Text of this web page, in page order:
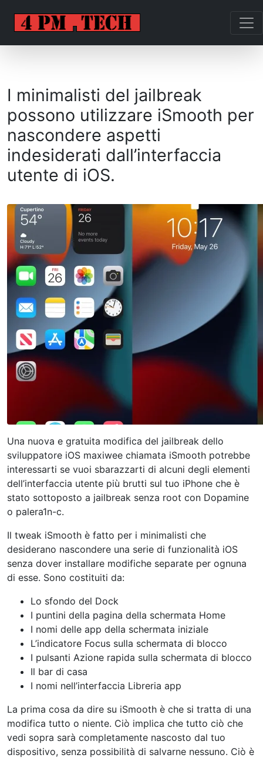
I minimalisti del jailbreak
possono utilizzare iSmooth per
nascondere aspetti
indesiderati dall’interfaccia
utente di iOS.
Una nuova e gratuita modifica del jailbreak dello
sviluppatore iOS maxiwee chiamata iSmooth potrebbe
interessarti se vuoi sbarazzarti di alcuni degli elementi
dell’interfaccia utente più brutti sul tuo iPhone che è
stato sottoposto a jailbreak senza root con Dopamine
o palera1n-c.
Il tweak iSmooth è fatto per i minimalisti che
desiderano nascondere una serie di funzionalità iOS
senza dover installare modifiche separate per ognuna
di esse. Sono costituiti da:
Lo sfondo del Dock
I puntini della pagina della schermata Home
I nomi delle app della schermata iniziale
L’indicatore Focus sulla schermata di blocco
I pulsanti Azione rapida sulla schermata di blocco
Il bar di casa
I nomi nell’interfaccia Libreria app
La prima cosa da dire su iSmooth è che si tratta di una
modifica tutto o niente. Ciò implica che tutto ciò che
vedi sopra sarà completamente nascosto dal tuo
dispositivo, senza possibilità di salvarne nessuno. Ciò è